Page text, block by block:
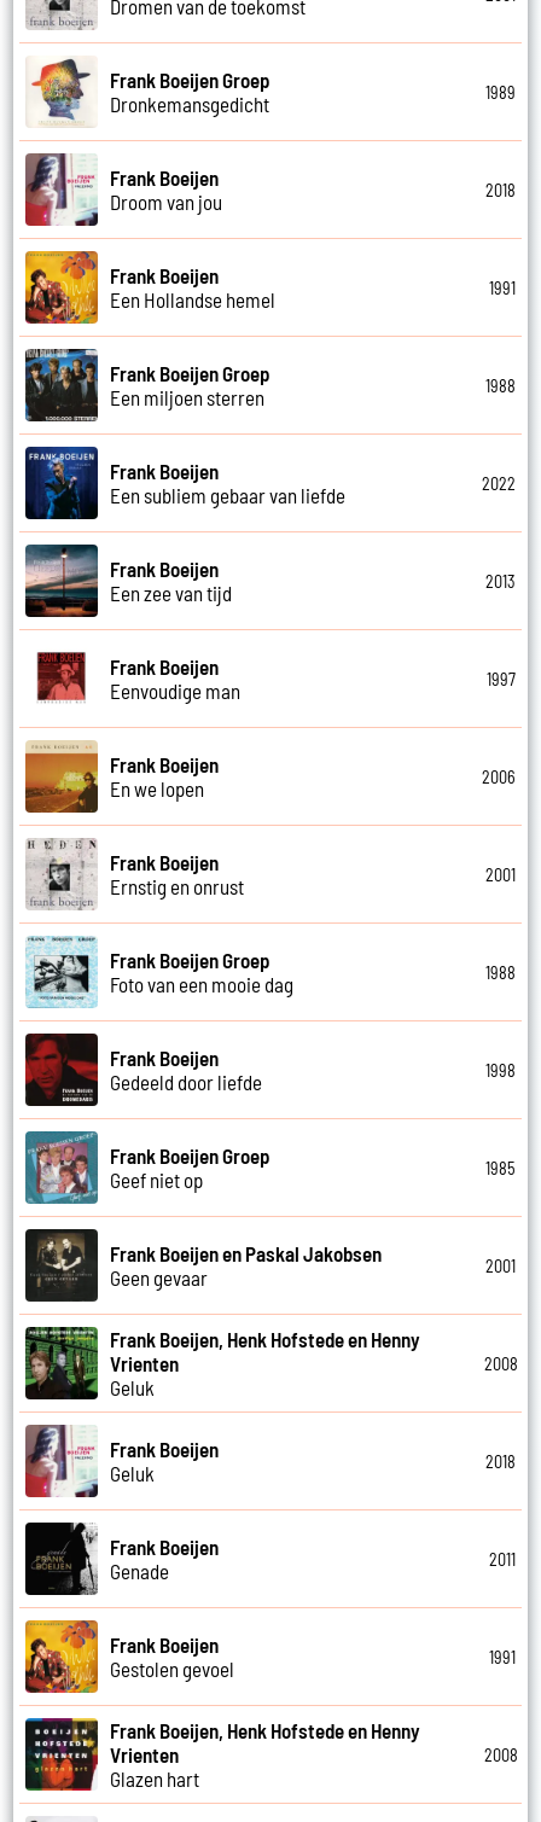
Dromen van de toekomst
Frank Boeijen Groep
Dronkemansgedicht
1989
Frank Boeijen
Droom van jou
2018
Frank Boeijen
Een Hollandse hemel
1991
Frank Boeijen Groep
Een miljoen sterren
1988
Frank Boeijen
Een subliem gebaar van liefde
2022
Frank Boeijen
Een zee van tijd
2013
Frank Boeijen
Eenvoudige man
1997
Frank Boeijen
En we lopen
2006
Frank Boeijen
Ernstig en onrust
2001
Frank Boeijen Groep
Foto van een mooie dag
1988
Frank Boeijen
Gedeeld door liefde
1998
Frank Boeijen Groep
Geef niet op
1985
Frank Boeijen en Paskal Jakobsen
Geen gevaar
2001
Frank Boeijen, Henk Hofstede en Henny
Vrienten
Geluk
2008
Frank Boeijen
Geluk
2018
Frank Boeijen
Genade
2011
Frank Boeijen
Gestolen gevoel
1991
Frank Boeijen, Henk Hofstede en Henny
Vrienten
Glazen hart
2008